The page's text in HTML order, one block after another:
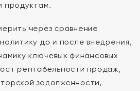
продуктам.
через сравнение
до и после внедрения,
ключевых финансовых
рентабельности продаж,
задолженности,